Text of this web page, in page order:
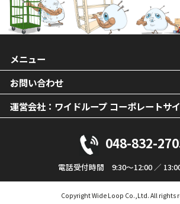
メニュー
お問い合わせ
運営会社：ワイドループ コーポレートサ
048-832-
電話受付時間 9:30～12:00 ／
Copyright Wide Loop Co.,Ltd. All rights